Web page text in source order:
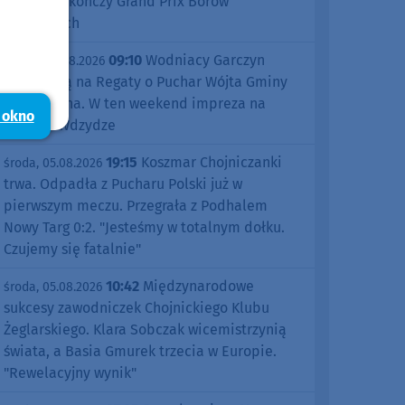
Tucholskich
piątek, 07.08.2026 09:10 Wodniacy Garczyn
zapraszają na Regaty o Puchar Wójta Gminy
Kościerzyna. W ten weekend impreza na
jeziorze Wdzydze
środa, 05.08.2026 19:15 Koszmar Chojniczanki
trwa. Odpadła z Pucharu Polski już w
pierwszym meczu. Przegrała z Podhalem
Nowy Targ 0:2. "Jesteśmy w totalnym dołku.
Czujemy się fatalnie"
środa, 05.08.2026 10:42 Międzynarodowe
sukcesy zawodniczek Chojnickiego Klubu
Żeglarskiego. Klara Sobczak wicemistrzynią
świata, a Basia Gmurek trzecia w Europie.
"Rewelacyjny wynik"